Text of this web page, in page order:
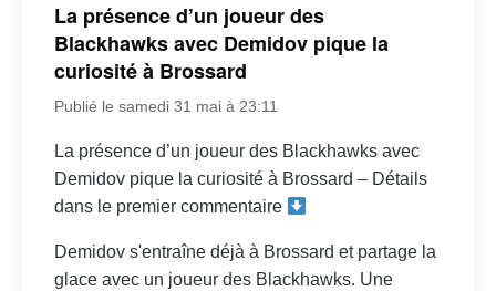
La présence d’un joueur des
Blackhawks avec Demidov pique la
curiosité à Brossard
Publié le samedi 31 mai à 23:11
La présence d’un joueur des Blackhawks avec
Demidov pique la curiosité à Brossard – Détails
dans le premier commentaire
Demidov s'entraîne déjà à Brossard et partage la
glace avec un joueur des Blackhawks. Une